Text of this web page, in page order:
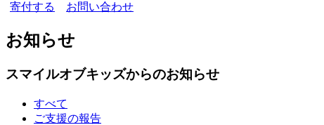
寄付する お問い合わせ
お知らせ
スマイルオブキッズからのお知らせ
すべて
ご支援の報告